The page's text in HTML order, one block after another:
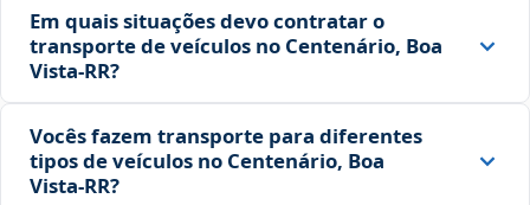
Em quais situações devo contratar o
transporte de veículos no Centenário, Boa
Vista‑RR?
Vocês fazem transporte para diferentes
tipos de veículos no Centenário, Boa
Vista‑RR?